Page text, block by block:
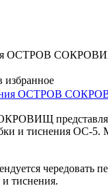
ОСТРОВ
избранное
и тиснения ОС-5.
тиснения.